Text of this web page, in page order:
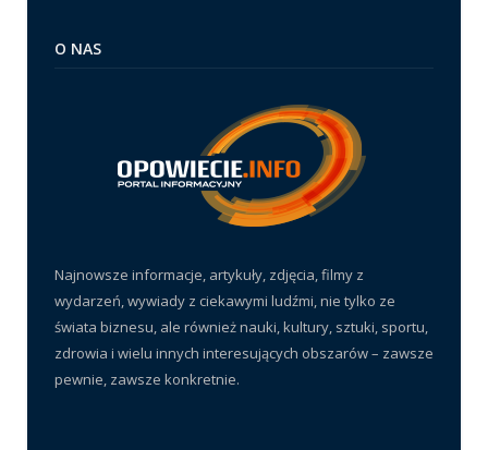
O NAS
Najnowsze informacje, artykuły, zdjęcia, filmy z
wydarzeń, wywiady z ciekawymi ludźmi, nie tylko ze
świata biznesu, ale również nauki, kultury, sztuki, sportu,
zdrowia i wielu innych interesujących obszarów – zawsze
pewnie, zawsze konkretnie.